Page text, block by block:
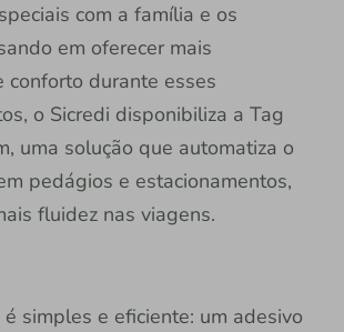
com a família e os
em oferecer mais
conforto durante esses
o Sicredi disponibiliza a Tag
uma solução que automatiza o
pedágios e estacionamentos,
fluidez nas viagens.
simples e eficiente: um adesivo